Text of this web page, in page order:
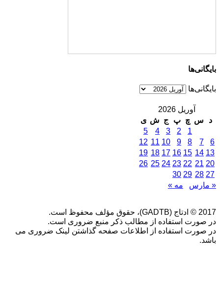
بایگانی‌ها
بایگانی‌ها
آوریل 2026
د
س چ پ ج ش ی
1
2
3
4
5
6
7
8
9
10
11
12
13
14
15
16
17
18
19
20
21
22
23
24
25
26
27
28
29
30
« مارس
مه »
2017 © ادتاج (GADTB)، حقوق مؤلف محفوظ است.
در صورت استفاده از مطالب ذکر منبع ضروری است.
در صورت استفاده از اطلاعات صفحه گذاشتن لینک ضروری می
باشد.